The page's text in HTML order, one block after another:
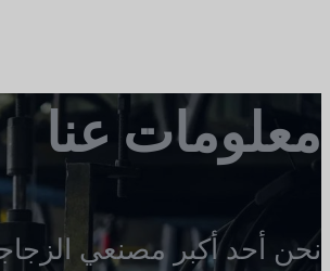
معلومات عنا
نحن أحد أكبر مصنعي